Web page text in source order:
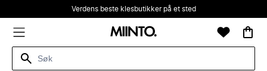
Verdens beste klesbutikker på et sted